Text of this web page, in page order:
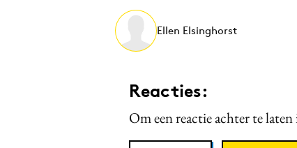
Ellen Elsinghorst
Reacties:
Om een reactie achter te